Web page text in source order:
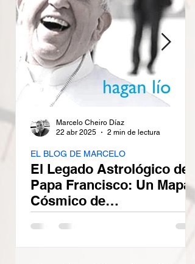
El Legado Astrológico del
Papa Francisco: Un Mapa
Cósmico de
Transformación
EL BLOG DE MARCELO
Marcelo Cheiro Díaz
22 abr 2025
2 min de lectura